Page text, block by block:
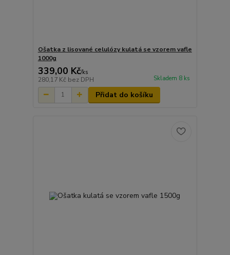
Ošatka z lisované celulózy kulatá se vzorem vafle
1000g
339,00 Kč/ks
280,17 Kč bez DPH Skladem 8 ks
Přidat do košíku